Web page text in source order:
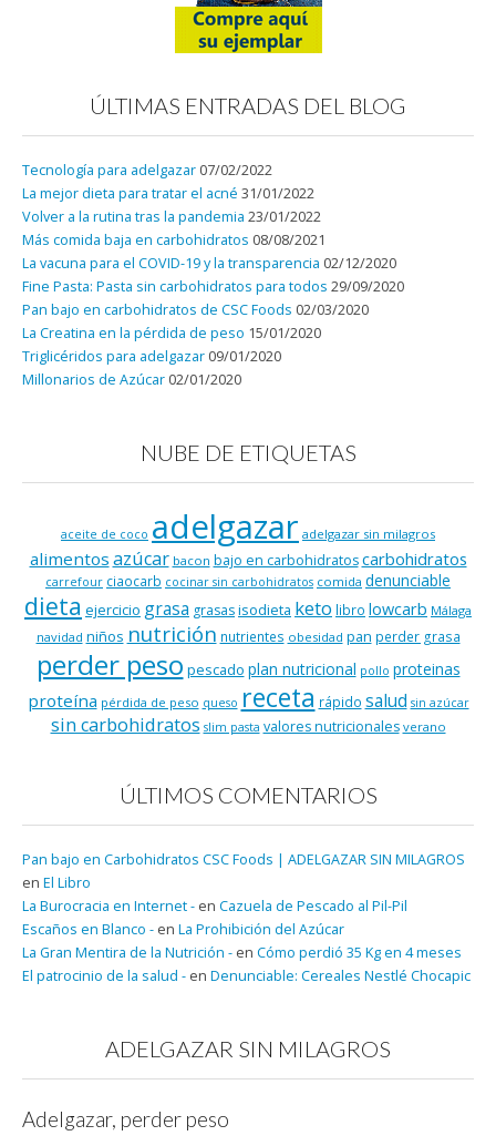
ÚLTIMAS ENTRADAS DEL BLOG
Tecnología para adelgazar 07/02/2022
La mejor dieta para tratar el acné 31/01/2022
Volver a la rutina tras la pandemia 23/01/2022
Más comida baja en carbohidratos 08/08/2021
La vacuna para el COVID-19 y la transparencia 02/12/2020
Fine Pasta: Pasta sin carbohidratos para todos 29/09/2020
Pan bajo en carbohidratos de CSC Foods 02/03/2020
La Creatina en la pérdida de peso 15/01/2020
Triglicéridos para adelgazar 09/01/2020
Millonarios de Azúcar 02/01/2020
NUBE DE ETIQUETAS
aceite de coco adelgazar adelgazar sin milagros
alimentos azúcar bacon bajo en carbohidratos carbohidratos
carrefour ciaocarb cocinar sin carbohidratos comida denunciable
dieta ejercicio grasa grasasisodieta keto libro lowcarb Málaga
navidad niños nutrición nutrientes obesidad pan perder grasa
perder peso pescado plan nutricional pollo proteinas
proteína pérdida de peso queso receta rápido salud sin azúcar
sin carbohidratos slim pasta valores nutricionales verano
ÚLTIMOS COMENTARIOS
Pan bajo en Carbohidratos CSC Foods | ADELGAZAR SIN MILAGROS
en El Libro
La Burocracia en Internet - en Cazuela de Pescado al Pil-Pil
Escaños en Blanco - en La Prohibición del Azúcar
La Gran Mentira de la Nutrición - en Cómo perdió 35 Kg en 4 meses
El patrocinio de la salud - en Denunciable: Cereales Nestlé Chocapic
ADELGAZAR SIN MILAGROS
Adelgazar, perder peso